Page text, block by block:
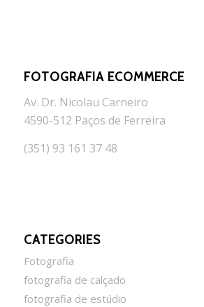
FOTOGRAFIA ECOMMERCE
Av. Dr. Nicolau Carneiro
4590-512 Paços de Ferreira
(351) 93 161 37 48
CATEGORIES
Fotografia
fotografia de calçado
fotografia de estúdio